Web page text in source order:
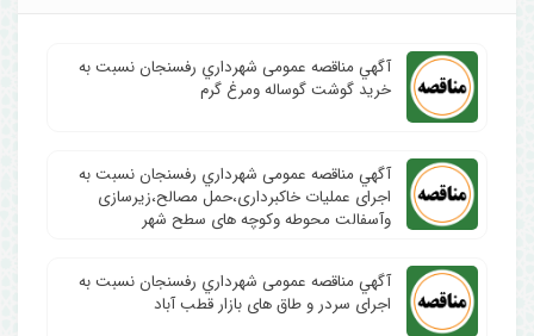
آگهي مناقصه عمومی شهرداري رفسنجان نسبت به
خرید گوشت گوساله ومرغ گرم
آگهي مناقصه عمومی شهرداري رفسنجان نسبت به
اجرای عملیات خاکبرداری،حمل مصالح،زیرسازی
وآسفالت محوطه وکوچه های سطح شهر
آگهي مناقصه عمومی شهرداري رفسنجان نسبت به
اجرای سردر و طاق های بازار قطب آباد